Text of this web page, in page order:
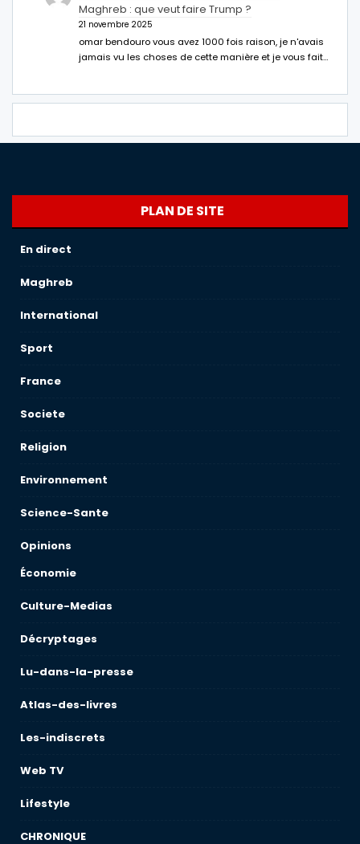
Maghreb : que veut faire Trump ?
21 novembre 2025
omar bendouro vous avez 1000 fois raison, je n'avais
jamais vu les choses de cette manière et je vous fait…
PLAN DE SITE
En direct
Maghreb
International
Sport
France
Societe
Religion
Environnement
Science-Sante
Opinions
Économie
Culture-Medias
Décryptages
Lu-dans-la-presse
Atlas-des-livres
Les-indiscrets
Web TV
Lifestyle
CHRONIQUE